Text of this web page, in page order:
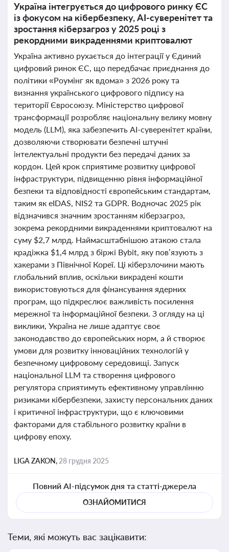
Україна інтегрується до цифрового ринку ЄС
із фокусом на кібербезпеку, AI-суверенітет та
зростання кіберзагроз у 2025 році з
рекордними викраденнями криптовалют
Україна активно рухається до інтеграції у Єдиний
цифровий ринок ЄС, що передбачає приєднання до
політики «Роумінг як вдома» з 2026 року та
визнання українського цифрового підпису на
території Євросоюзу. Міністерство цифрової
трансформації розробляє національну велику мовну
модель (LLM), яка забезпечить AI-суверенітет країни,
дозволяючи створювати безпечні штучні
інтелектуальні продукти без передачі даних за
кордон. Цей крок сприятиме розвитку цифрової
інфраструктури, підвищенню рівня інформаційної
безпеки та відповідності європейським стандартам,
таким як eIDAS, NIS2 та GDPR. Водночас 2025 рік
відзначився значним зростанням кіберзагроз,
зокрема рекордними викраденнями криптовалют на
суму $2,7 млрд. Наймасштабнішою атакою стала
крадіжка $1,4 млрд з біржі Bybit, яку пов’язують з
хакерами з Північної Кореї. Ці кіберзлочини мають
глобальний вплив, оскільки викрадені кошти
використовуються для фінансування ядерних
програм, що підкреслює важливість посилення
мережної та інформаційної безпеки. З огляду на ці
виклики, Україна не лише адаптує своє
законодавство до європейських норм, а й створює
умови для розвитку інноваційних технологій у
безпечному цифровому середовищі. Запуск
національної LLM та створення цифрового
регулятора сприятимуть ефективному управлінню
ризиками кібербезпеки, захисту персональних даних
і критичної інфраструктури, що є ключовими
факторами для стабільного розвитку країни в
цифрову епоху.
LIGA ZAKON, 28 грудня 2025
Повний AI-підсумок дня та статті-джерела
ОЗНАЙОМИТИСЯ
Теми, які можуть вас зацікавити: